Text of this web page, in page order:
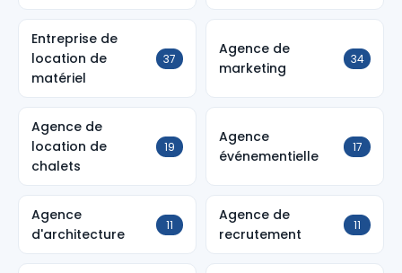
Entreprise de
location de
matériel
37
Agence de
marketing
34
Agence de
location de
chalets
19
Agence
événementielle
17
Agence
d'architecture
11
Agence de
recrutement
11